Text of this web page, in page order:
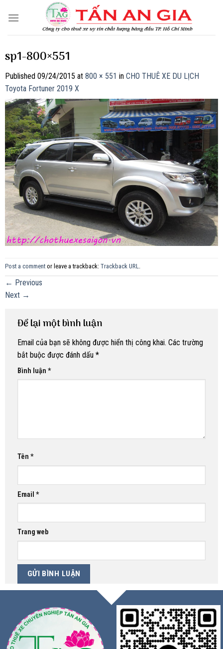
sp1-800×551
Published 09/24/2015 at 800 × 551 in CHO THUÊ XE DU LỊCH
Toyota Fortuner 2019 X
Post a comment or leave a trackback: Trackback URL.
← Previous
Next →
Để lại một bình luận
Email của bạn sẽ không được hiển thị công khai. Các trường
bắt buộc được đánh dấu *
Bình luận *
Tên *
Email *
Trang web